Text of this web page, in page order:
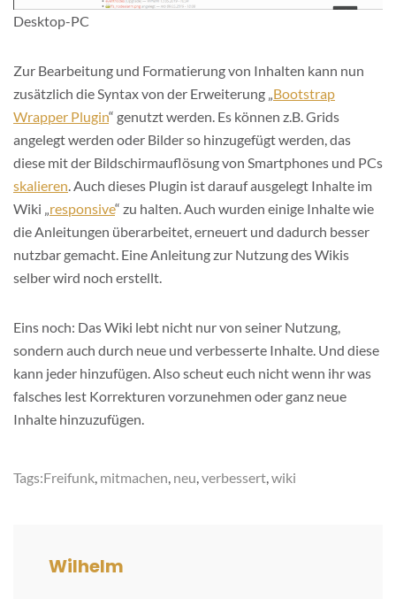
Desktop-PC
Zur Bearbeitung und Formatierung von Inhalten kann nun
zusätzlich die Syntax von der Erweiterung „ Bootstrap
Wrapper Plugin“ genutzt werden. Es können z.B. Grids
angelegt werden oder Bilder so hinzugefügt werden, das
diese mit der Bildschirmauflösung von Smartphones und PCs
skalieren . Auch dieses Plugin ist darauf ausgelegt Inhalte im
Wiki „ responsive“ zu halten. Auch wurden einige Inhalte wie
die Anleitungen überarbeitet, erneuert und dadurch besser
nutzbar gemacht. Eine Anleitung zur Nutzung des Wikis
selber wird noch erstellt.
Eins noch: Das Wiki lebt nicht nur von seiner Nutzung,
sondern auch durch neue und verbesserte Inhalte. Und diese
kann jeder hinzufügen. Also scheut euch nicht wenn ihr was
falsches lest Korrekturen vorzunehmen oder ganz neue
Inhalte hinzuzufügen.
Tags:Freifunk mitmachen neu verbessert wiki
Wilhelm